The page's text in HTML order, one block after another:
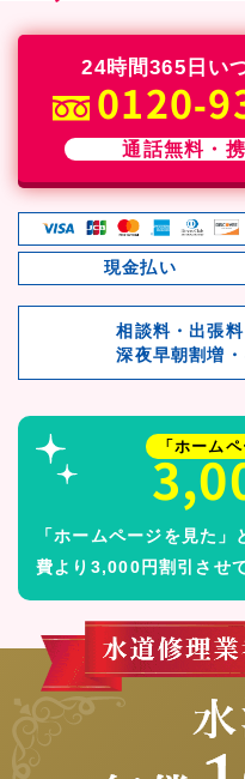
24時間365日い
0120-
通話無料・
現金払い
相談料・出張料
深夜早朝割増
「ホーム
「ホームページを見た」
費より3,000円割引させ